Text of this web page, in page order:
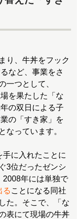
り、牛丼をフック
など、事業をさ
一つとして、
を果たした「な
の双日による子
の「すき家」を
なっています。
に入れたことに
3位だったゼンシ
2008年には単独で
る ことになる同社
た。そこで、「な
表にて現場の牛丼